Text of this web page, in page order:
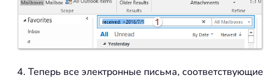
4. Теперь все электронные письма, соответствующие